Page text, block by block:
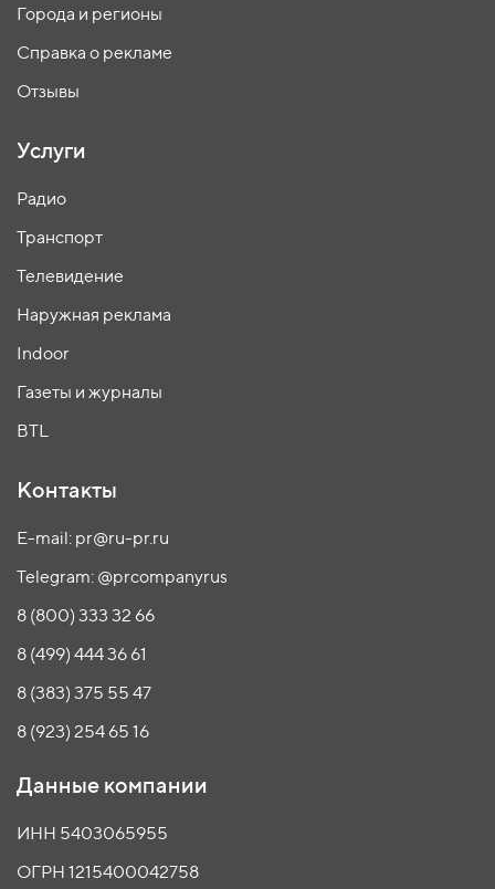
Города и регионы
Справка о рекламе
Отзывы
Услуги
Радио
Транспорт
Телевидение
Наружная реклама
Indoor
Газеты и журналы
BTL
Контакты
E-mail: pr@ru-pr.ru
Telegram: @prcompanyrus
8 (800) 333 32 66
8 (499) 444 36 61
8 (383) 375 55 47
8 (923) 254 65 16
Данные компании
ИНН 5403065955
ОГРН 1215400042758